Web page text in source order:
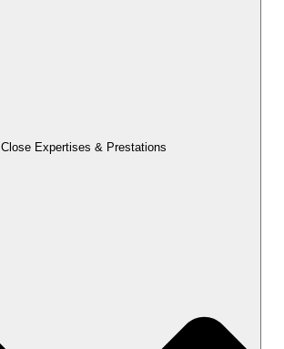
Close Expertises & Prestations